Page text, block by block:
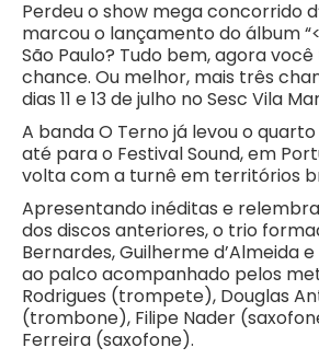
Perdeu o show mega concorrido
marcou o lançamento do álbum
São Paulo? Tudo bem, agora
chance. Ou melhor, mais três
dias 11 e 13 de julho no Sesc Vila
A banda O Terno já levou o
até para o Festival Sound, em
volta com a turnê em territórios
Apresentando inéditas e
dos discos anteriores, o trio
Bernardes, Guilherme d’Almeida
ao palco acompanhado pelos
Rodrigues (trompete), Douglas
(trombone), Filipe Nader
Ferreira (saxofone).